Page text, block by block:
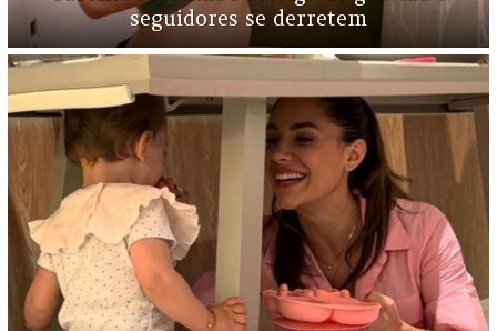
seguidores se derretem